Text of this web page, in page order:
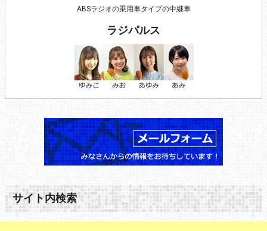
ABSラジオの乗用車タイプの中継車
ラジパルス
サイト内検索